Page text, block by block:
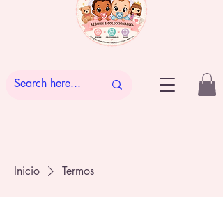
Inicio Termos